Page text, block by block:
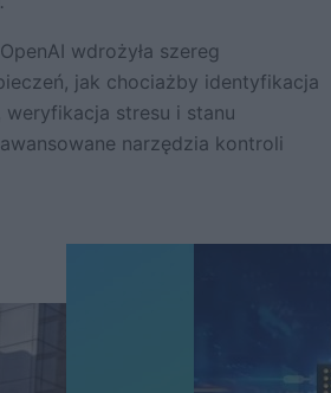
wdrożyła szereg
jak chociażby identyfikacja
weryfikacja stresu i stanu
narzędzia kontroli